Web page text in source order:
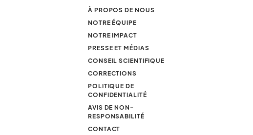
À PROPOS DE NOUS
NOTRE ÉQUIPE
NOTRE IMPACT
PRESSE ET MÉDIAS
CONSEIL SCIENTIFIQUE
CORRECTIONS
POLITIQUE DE
CONFIDENTIALITÉ
AVIS DE NON-
RESPONSABILITÉ
CONTACT